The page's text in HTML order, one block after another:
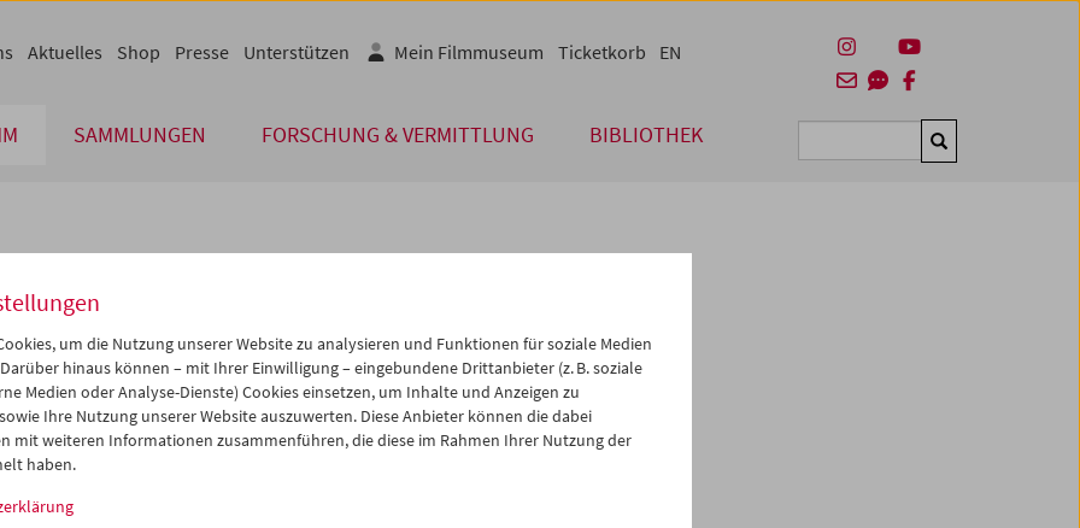
SAMMLUNGEN FORSCHUNG & VERMITTLUNG BIBLIOTHEK Suchen
Aktuelles Shop Presse Unterstützen Mein Filmmuseum Ticketkorb EN
Mai 2008 >>
Mi Do Fr Sa So
30 01 02 03
04
07 08 09 10
11
14 15
21 22
iCalender
Programmheft-PDF
English language or subtitles
um die Nutzung unserer Website zu analysieren und Funktionen für soziale Medien
hinaus können – mit Ihrer Einwilligung – eingebundene Drittanbieter (z. B. soziale
Medien oder Analyse-Dienste) Cookies einsetzen, um Inhalte und Anzeigen zu
Ihre Nutzung unserer Website auszuwerten. Diese Anbieter können die dabei
mit weiteren Informationen zusammenführen, die diese im Rahmen Ihrer Nutzung der
haben.